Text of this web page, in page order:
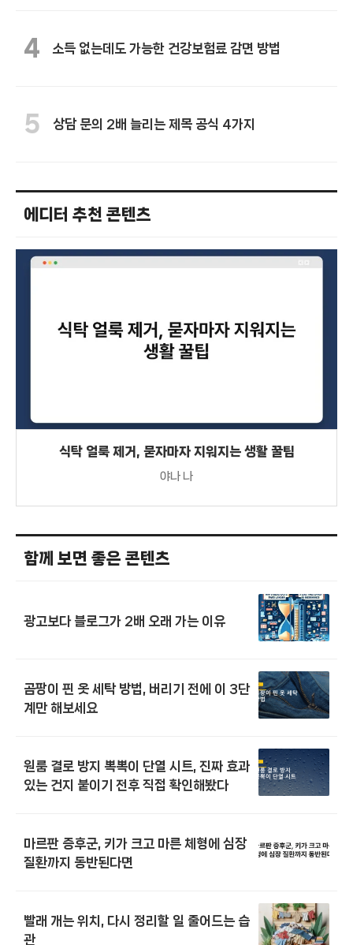
4 소득 없는데도 가능한 건강보험료 감면 방법
5 상담 문의 2배 늘리는 제목 공식 4가지
에디터 추천 콘텐츠
식탁 얼룩 제거, 묻자마자 지워지는 생활 꿀팁
야나 나
함께 보면 좋은 콘텐츠
광고보다 블로그가 2배 오래 가는 이유
곰팡이 핀 옷 세탁 방법, 버리기 전에 이 3단
계만 해보세요
원룸 결로 방지 뽁뽁이 단열 시트, 진짜 효과
있는 건지 붙이기 전후 직접 확인해봤다
마르판 증후군, 키가 크고 마른 체형에 심장
질환까지 동반된다면
빨래 개는 위치, 다시 정리할 일 줄어드는 습
관